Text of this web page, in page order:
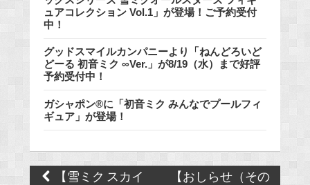
ュアコレクション Vol.1」が登場！ご予約受付
中！
グッドスマイルカンパニーより「ねんどろいど
どーる 初音ミク ∞Ver.」が8/19（水）まで好評
予約受付中！
ガシャポン®に「初音ミク みんなでプールフィ
ギュア」が登場！
Post【雪ミク スカイ
【おしらせ（その